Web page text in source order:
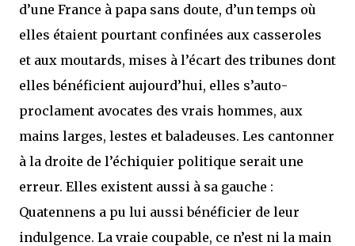
d’une France à papa sans doute, d’un temps où
elles étaient pourtant confinées aux casseroles
et aux moutards, mises à l’écart des tribunes dont
elles bénéficient aujourd’hui, elles s’auto-
proclament avocates des vrais hommes, aux
mains larges, lestes et baladeuses. Les cantonner
à la droite de l’échiquier politique serait une
erreur. Elles existent aussi à sa gauche :
Quatennens a pu lui aussi bénéficier de leur
indulgence. La vraie coupable, ce n’est ni la main